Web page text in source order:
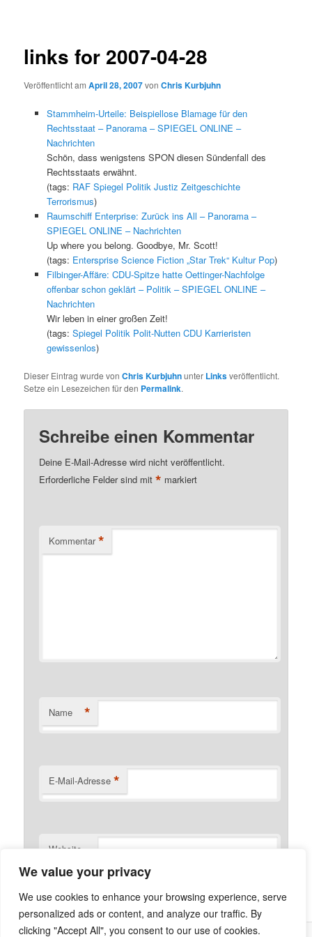
We value your privacy
We use cookies to enhance your browsing experience, serve
personalized ads or content, and analyze our traffic. By
clicking "Accept All", you consent to our use of cookies.
links for 2007-04-28
Veröffentlicht amApril 28, 2007vonChris Kurbjuhn
Stammheim-Urteile: Beispiellose Blamage für den
Rechtsstaat – Panorama – SPIEGEL ONLINE –
Nachrichten
Schön, dass wenigstens SPON diesen Sündenfall des
Rechtsstaats erwähnt.
(tags: RAF Spiegel Politik Justiz Zeitgeschichte
Terrorismus)
Raumschiff Enterprise: Zurück ins All – Panorama –
SPIEGEL ONLINE – Nachrichten
Up where you belong. Goodbye, Mr. Scott!
(tags: Entersprise Science Fiction „Star Trek“ Kultur Pop)
Filbinger-Affäre: CDU-Spitze hatte Oettinger-Nachfolge
offenbar schon geklärt – Politik – SPIEGEL ONLINE –
Nachrichten
Wir leben in einer großen Zeit!
(tags: Spiegel Politik Polit-Nutten CDU Karrieristen
gewissenlos)
Dieser Eintrag wurde vonChris Kurbjuhnunter Linksveröffentlicht.
Setze ein Lesezeichen für den Permalink.
Schreibe einen Kommentar
Deine E-Mail-Adresse wird nicht veröffentlicht.
Erforderliche Felder sind mit* markiert
Kommentar *
Name *
E-Mail-Adresse *
Website